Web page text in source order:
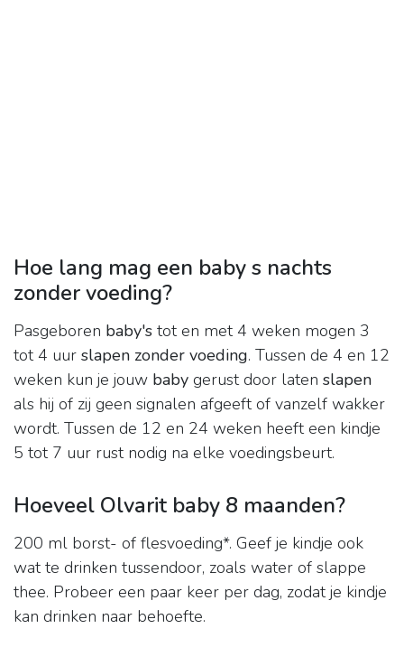
Hoe lang mag een baby s nachts
zonder voeding?
Pasgeboren baby's tot en met 4 weken mogen 3
tot 4 uur slapen zonder voeding. Tussen de 4 en 12
weken kun je jouw baby gerust door laten slapen
als hij of zij geen signalen afgeeft of vanzelf wakker
wordt. Tussen de 12 en 24 weken heeft een kindje
5 tot 7 uur rust nodig na elke voedingsbeurt.
Hoeveel Olvarit baby 8 maanden?
200 ml borst- of flesvoeding*. Geef je kindje ook
wat te drinken tussendoor, zoals water of slappe
thee. Probeer een paar keer per dag, zodat je kindje
kan drinken naar behoefte.